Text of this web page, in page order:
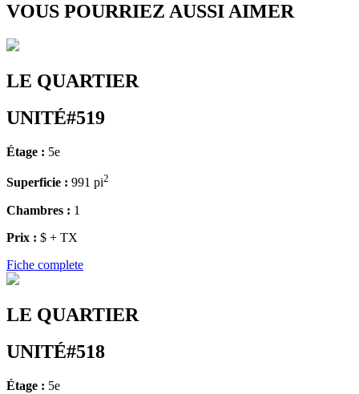
VOUS POURRIEZ AUSSI AIMER
LE QUARTIER
UNITÉ#519
Étage : 5e
Superficie : 991 pi2
Chambres : 1
Prix : $ + TX
Fiche complete
LE QUARTIER
UNITÉ#518
Étage : 5e